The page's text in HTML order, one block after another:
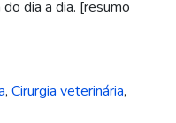
do dia a dia. [resumo
, Cirurgia veterinária,